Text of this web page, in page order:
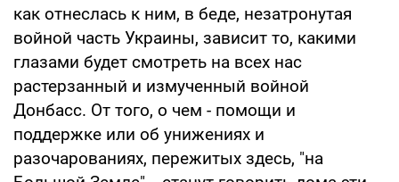
как отнеслась к ним, в беде, незатронутая
войной часть Украины, зависит то, какими
глазами будет смотреть на всех нас
растерзанный и измученный войной
Донбасс. От того, о чем - помощи и
поддержке или об унижениях и
разочарованиях, пережитых здесь, "на